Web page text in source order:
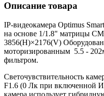
Описание товара
IP-видеокамера Optimus
на основе 1/1.8" матрицы
3856(H)×2176(V)
моторизированным 5.5 -
фильтром.
Светочувствительность
F1.6 (0 Лк при включенной
камера использует